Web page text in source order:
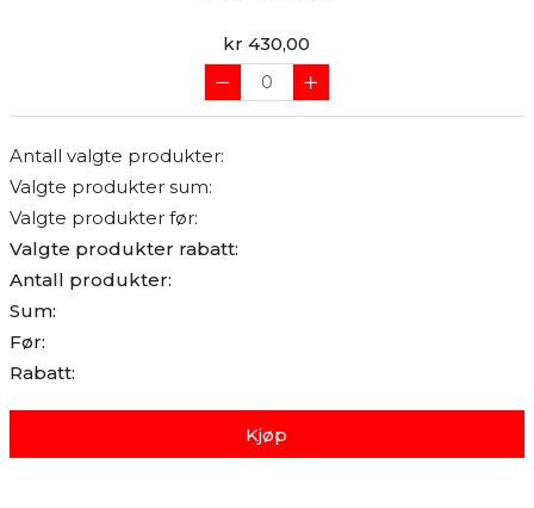
kr 430,00
Antall valgte produkter:
Valgte produkter sum:
Valgte produkter før:
Valgte produkter rabatt:
Antall produkter:
Sum:
Før:
Rabatt:
Kjøp